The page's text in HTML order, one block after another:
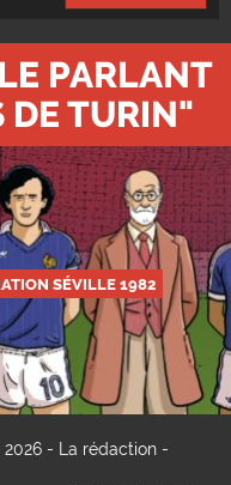
PARLANT
DE TURIN"
SÉVILLE 1982
2026 - La rédaction -